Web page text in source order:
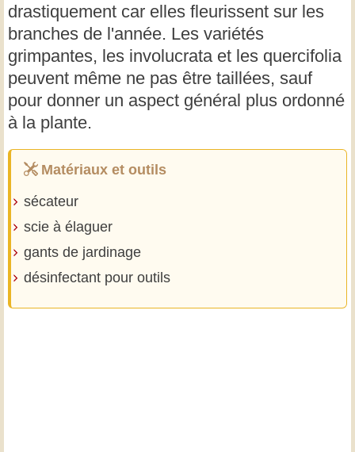
drastiquement car elles fleurissent sur les
branches de l'année. Les variétés
grimpantes, les involucrata et les quercifolia
peuvent même ne pas être taillées, sauf
pour donner un aspect général plus ordonné
à la plante.
Matériaux et outils
sécateur
scie à élaguer
gants de jardinage
désinfectant pour outils